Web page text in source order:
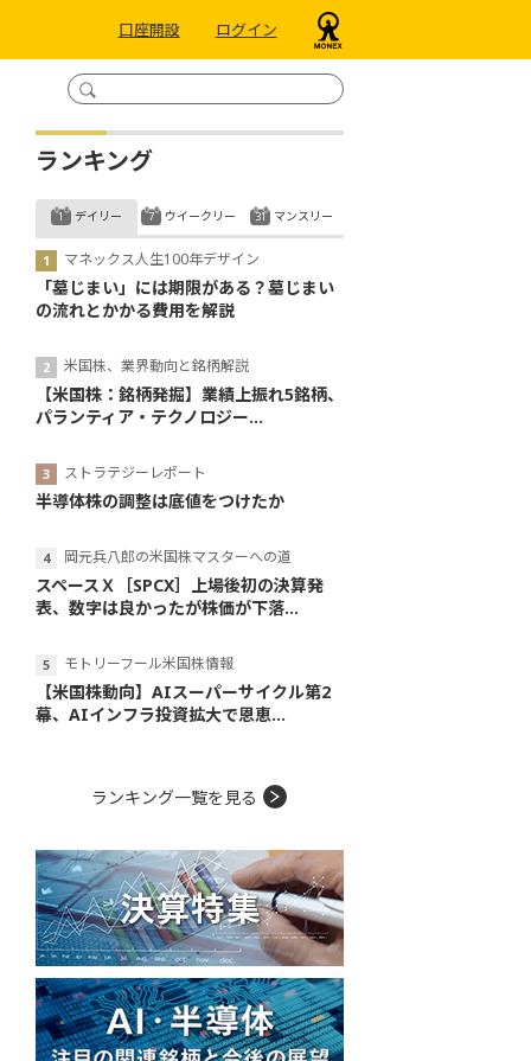
口座開設 ログイン
ランキング
デイリー
マネックス人生100年デザイン
「墓じまい」には期限がある？墓じまい
の流れとかかる費用を解説
米国株、業界動向と銘柄解説
【米国株：銘柄発掘】業績上振れ5銘柄、
パランティア・テクノロジー...
ストラテジーレポート
半導体株の調整は底値をつけたか
岡元兵八郎の米国株マスターへの道
スペースＸ［SPCX］上場後初の決算発
表、数字は良かったが株価が下落...
モトリーフール米国株情報
【米国株動向】AIスーパーサイクル第2
幕、AIインフラ投資拡大で恩恵...
ウイークリー マンスリー
ランキング一覧を見る